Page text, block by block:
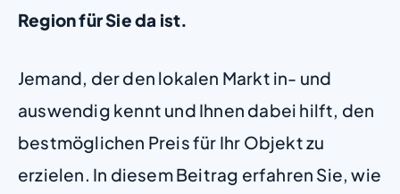
Region für Sie da ist.
Jemand, der den lokalen Markt in- und
auswendig kennt und Ihnen dabei hilft, den
bestmöglichen Preis für Ihr Objekt zu
erzielen. In diesem Beitrag erfahren Sie, wie